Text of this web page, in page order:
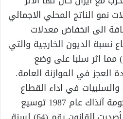
نمو الناتج المحلي الاجمالي
(5.4 %) اضافة الى انخفاض معدلات
نسبة الديون الخارجية والتي
دولار ) مما اثر سلبا على وضع
العجز في الموازنة العامة.
في اداء القطاع
العام , فقد رسمت الحكومة آنذاك عام 1987 توسيع